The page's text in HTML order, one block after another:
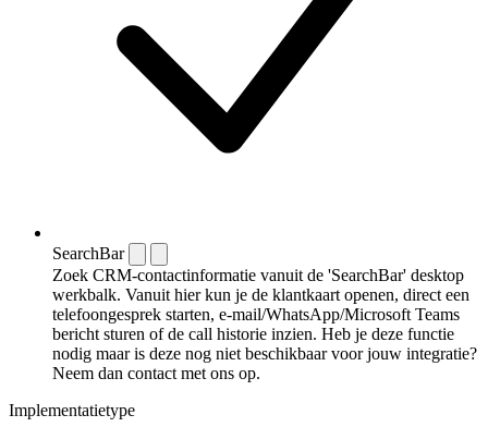
SearchBar
Zoek CRM-contactinformatie vanuit de 'SearchBar' desktop
werkbalk. Vanuit hier kun je de klantkaart openen, direct een
telefoongesprek starten, e-mail/WhatsApp/Microsoft Teams
bericht sturen of de call historie inzien. Heb je deze functie
nodig maar is deze nog niet beschikbaar voor jouw integratie?
Neem dan contact met ons op.
Implementatietype